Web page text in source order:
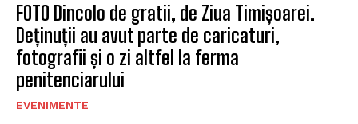
FOTO Dincolo de gratii, de Ziua Timișoarei.
Deținuții au avut parte de caricaturi,
fotografii și o zi altfel la ferma
penitenciarului
EVENIMENTE